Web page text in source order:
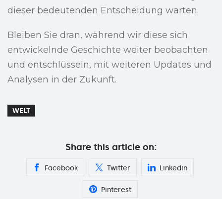
dieser bedeutenden Entscheidung warten.
Bleiben Sie dran, während wir diese sich
entwickelnde Geschichte weiter beobachten
und entschlüsseln, mit weiteren Updates und
Analysen in der Zukunft.
WELT
Share this article on:
Facebook Twitter Linkedin
Pinterest